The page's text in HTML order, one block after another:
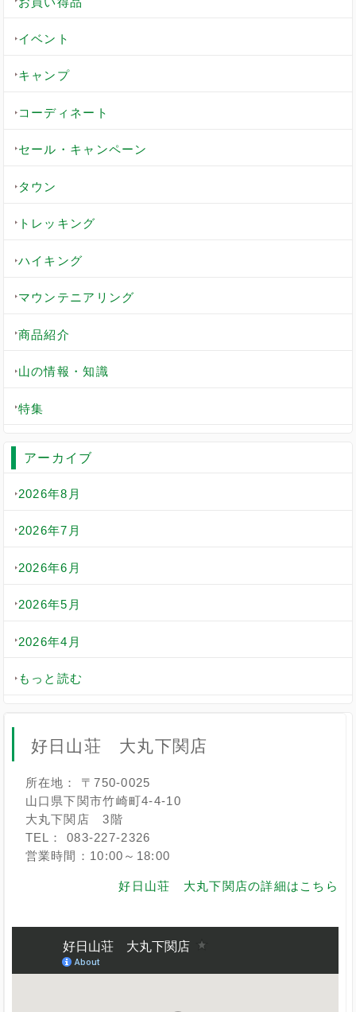
イベント
キャンプ
コーディネート
セール・キャンペーン
タウン
トレッキング
ハイキング
マウンテニアリング
商品紹介
山の情報・知識
特集
アーカイブ
2026年8月
2026年7月
2026年6月
2026年5月
2026年4月
もっと読む
好日山荘 大丸下関店
所在地： 〒750-0025
山口県下関市竹崎町4-4-10
大丸下関店 3階
TEL： 083-227-2326
営業時間：10:00～18:00
好日山荘 大丸下関店の詳細はこちら